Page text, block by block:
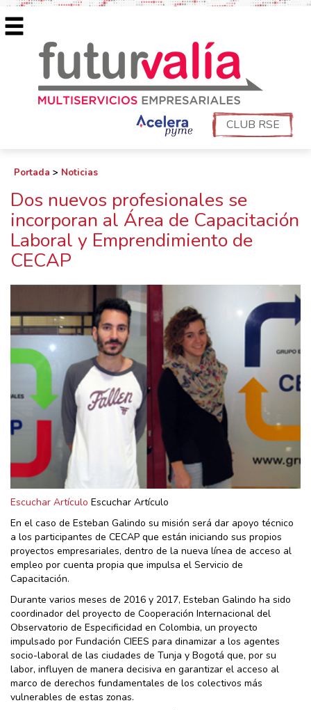
CLUB RSE
Portada > Noticias
Dos nuevos profesionales se
incorporan al Área de Capacitación
Laboral y Emprendimiento de
CECAP
Escuchar Artículo Escuchar Artículo
En el caso de Esteban Galindo su misión será dar apoyo técnico
a los participantes de CECAP que están iniciando sus propios
proyectos empresariales, dentro de la nueva línea de acceso al
empleo por cuenta propia que impulsa el Servicio de
Capacitación.
Durante varios meses de 2016 y 2017, Esteban Galindo ha sido
coordinador del proyecto de Cooperación Internacional del
Observatorio de Especificidad en Colombia, un proyecto
impulsado por Fundación CIEES para dinamizar a los agentes
socio-laboral de las ciudades de Tunja y Bogotá que, por su
labor, influyen de manera decisiva en garantizar el acceso al
marco de derechos fundamentales de los colectivos más
vulnerables de estas zonas.